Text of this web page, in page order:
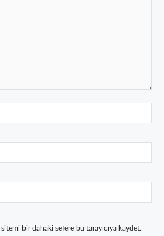
bir dahaki sefere bu tarayıcıya kaydet.